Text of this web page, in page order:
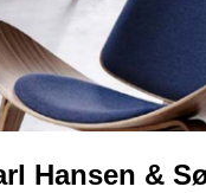
Hansen &